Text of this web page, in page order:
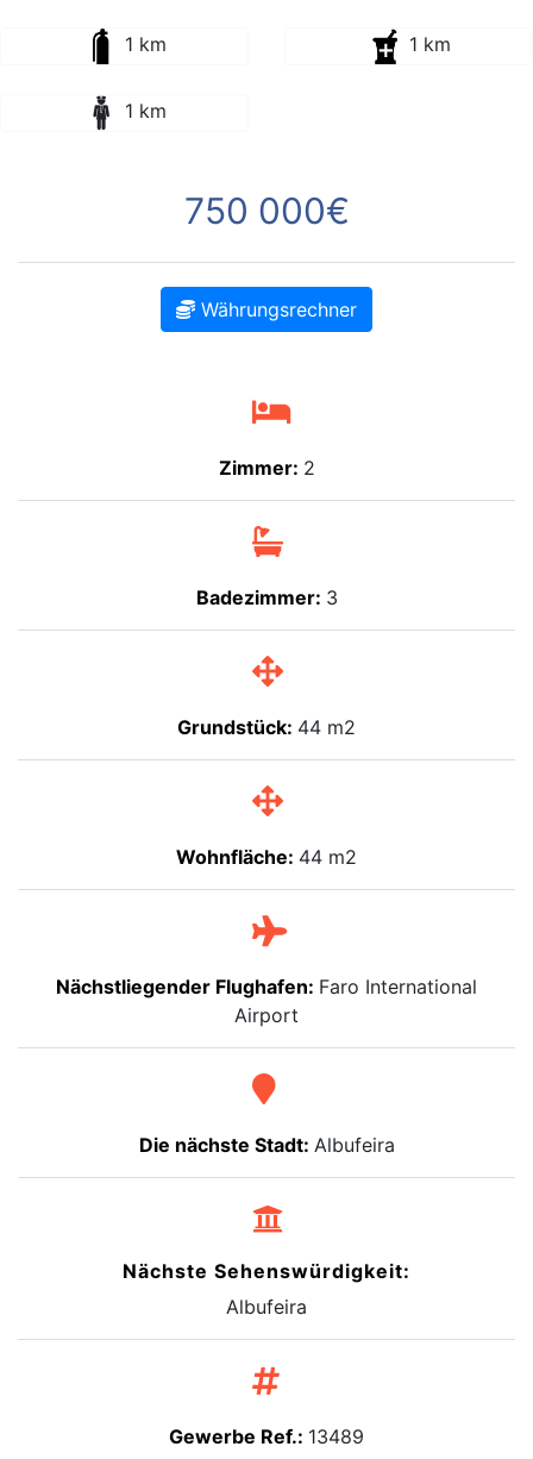
1 km 1 km
1 km
750 000€
Währungsrechner
Zimmer: 2
Badezimmer: 3
Grundstück: 44 m2
Wohnfläche: 44 m2
Nächstliegender Flughafen: Faro International
Airport
Die nächste Stadt: Albufeira
Nächste Sehenswürdigkeit:
Albufeira
Gewerbe Ref.: 13489